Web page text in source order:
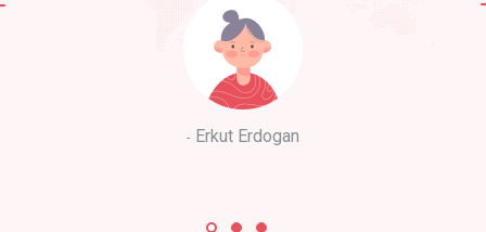
Erkut Erdogan